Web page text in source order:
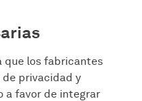
que los fabricantes
privacidad y
a favor de integrar